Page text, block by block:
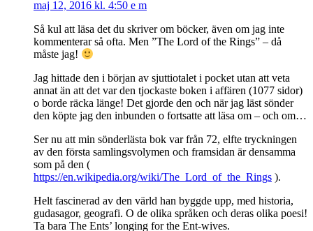
maj 12, 2016 kl. 4:50 e m
Så kul att läsa det du skriver om böcker, även om jag inte
kommenterar så ofta. Men ”The Lord of the Rings” – då
måste jag!
Jag hittade den i början av sjuttiotalet i pocket utan att veta
annat än att det var den tjockaste boken i affären (1077 sidor)
o borde räcka länge! Det gjorde den och när jag läst sönder
den köpte jag den inbunden o fortsatte att läsa om – och om…
Ser nu att min sönderlästa bok var från 72, elfte tryckningen
av den första samlingsvolymen och framsidan är densamma
som på den (
https://en.wikipedia.org/wiki/The_Lord_of_the_Rings ).
Helt fascinerad av den värld han byggde upp, med historia,
gudasagor, geografi. O de olika språken och deras olika poesi!
Ta bara The Ents’ longing for the Ent-wives.